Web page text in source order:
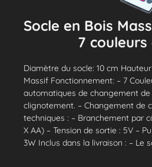
Socle en Bois
7 couleurs
Diamètre du socle: 10 cm
Massif Fonctionnement: – 7
automatiques de changement
clignotement. – Changement de
techniques : – Branchement par
X AA) – Tension de sortie : 5V –
3W Inclus dans la livraison : – Le